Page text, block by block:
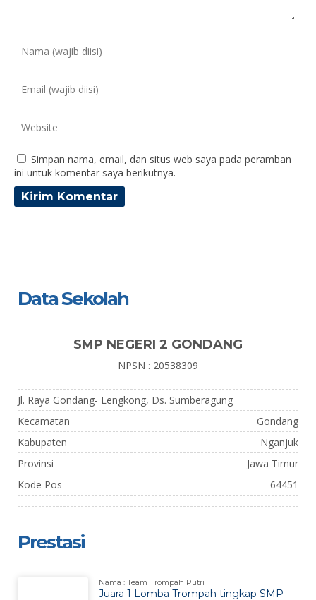
Simpan nama, email, dan situs web saya pada peramban
ini untuk komentar saya berikutnya.
Data Sekolah
SMP NEGERI 2 GONDANG
NPSN : 20538309
Jl. Raya Gondang- Lengkong, Ds. Sumberagung
Kecamatan
Gondang
Kabupaten
Nganjuk
Provinsi
Jawa Timur
Kode Pos
64451
Prestasi
Nama : Team Trompah Putri
Juara 1 Lomba Trompah tingkap SMP